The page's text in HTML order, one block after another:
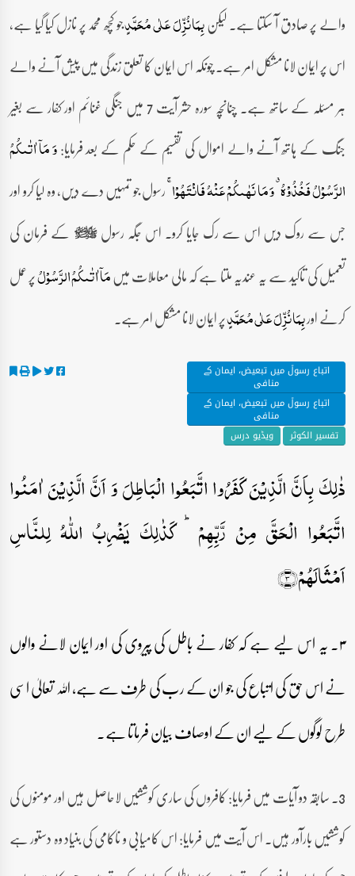
والے پر صادق آ سکتا ہے۔ لیکنبِمَا نُزِّلَ عَلٰی مُحَمَّدٍجو کچھ محمد پر نازل کیا گیا ہے،
اس پر ایمان لانا مشکل امر ہے۔ چونکہ اس ایمان کا تعلق زندگی میں پیش آنے والے
ہر مسئلہ کے ساتھ ہے۔ چنانچہ سورہ حشر آیت 7 میں جنگی غنائم اور کفار سے بغیر
جنگ کے ہاتھ آنے والے اموال کی تقسیم کے حکم کے بعد فرمایا:وَ مَاۤ اٰتٰىکُمُ
الرَّسُوۡلُ فَخُذُوۡہُ ٭ وَ مَا نَہٰىکُمۡ عَنۡہُ فَانۡتَہُوۡا ۚرسول جو تمہیں دے دیں، وہ لیا کرو اور
جس سے روک دیں اس سے رک جایا کرو۔ اس جگہ رسول صلى‌الله‌عليه‌وآله‌وسلم کے فرمان کی
تعمیل کی تاکید سے یہ عندیہ ملتا ہے کہ مالی معاملات میںمَاۤ اٰتٰىکُمُ الرَّسُوۡلُپر عمل
کرنے اوربِمَا نُزِّلَ عَلٰی مُحَمَّدٍپر ایمان لانا مشکل امر ہے۔
اتباع رسولؐ میں تبعیض، ایمان کے
منافی
اتباع رسولؐ میں تبعیض، ایمان کے
منافی
تفسیر الکوثر
ویڈیو درس
ذٰلِکَ بِاَنَّ الَّذِیۡنَ کَفَرُوا اتَّبَعُوا الۡبَاطِلَ وَ اَنَّ الَّذِیۡنَ اٰمَنُوا
اتَّبَعُوا الۡحَقَّ مِنۡ رَّبِّہِمۡ ؕ کَذٰلِکَ یَضۡرِبُ اللّٰہُ لِلنَّاسِ
اَمۡثَالَہُمۡ﴿۳﴾
۳۔ یہ اس لیے ہے کہ کفار نے باطل کی پیروی کی اور ایمان لانے والوں
نے اس حق کی اتباع کی جو ان کے رب کی طرف سے ہے، اللہ تعالیٰ اسی
طرح لوگوں کے لیے ان کے اوصاف بیان فرماتا ہے۔
3۔ سابقہ دو آیات میں فرمایا: کافروں کی ساری کوششیں لاحاصل ہیں اور مومنوں کی
کوششیں بارآور ہیں۔ اس آیت میں فرمایا: اس کامیابی و ناکامی کی بنیاد وہ دستور ہے